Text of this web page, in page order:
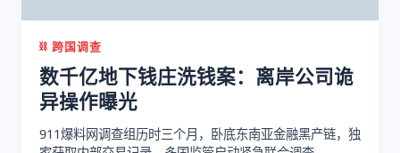
⛓️ 跨国调查
数千亿地下钱庄洗钱案：离岸公司诡
异操作曝光
911爆料网调查组历时三个月，卧底东南亚金融黑产链，独